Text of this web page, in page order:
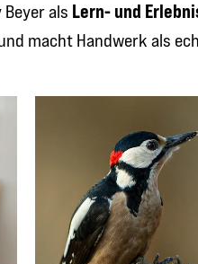
als Lern- und
macht Handwerk als